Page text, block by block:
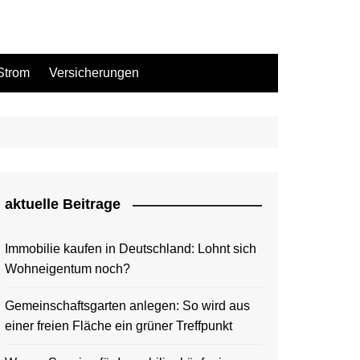
Versicherungen
aktuelle Beitrage
Immobilie kaufen in Deutschland: Lohnt sich
Wohneigentum noch?
Gemeinschaftsgarten anlegen: So wird aus
einer freien Fläche ein grüner Treffpunkt